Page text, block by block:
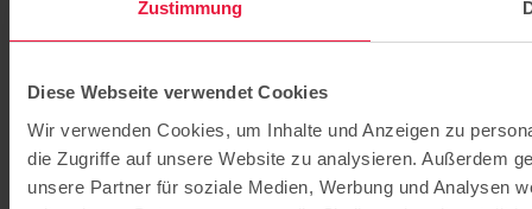
Zustimmung
Diese Webseite verwendet Cookies
Wir verwenden Cookies, um Inhalte und Anzeigen zu
die Zugriffe auf unsere Website zu analysieren. Außerdem
unsere Partner für soziale Medien, Werbung und Analysen